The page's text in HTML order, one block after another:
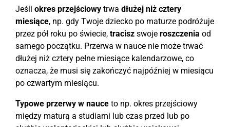
Jeśli okres przejściowy trwa dłużej niż cztery
miesiące, np. gdy Twoje dziecko po maturze podróżuje
przez pół roku po świecie, tracisz swoje roszczenia od
samego początku. Przerwa w nauce nie może trwać
dłużej niż cztery pełne miesiące kalendarzowe, co
oznacza, że musi się zakończyć najpóźniej w miesiącu
po czwartym miesiącu.
Typowe przerwy w nauce to np. okres przejściowy
między maturą a studiami lub czas przed lub po